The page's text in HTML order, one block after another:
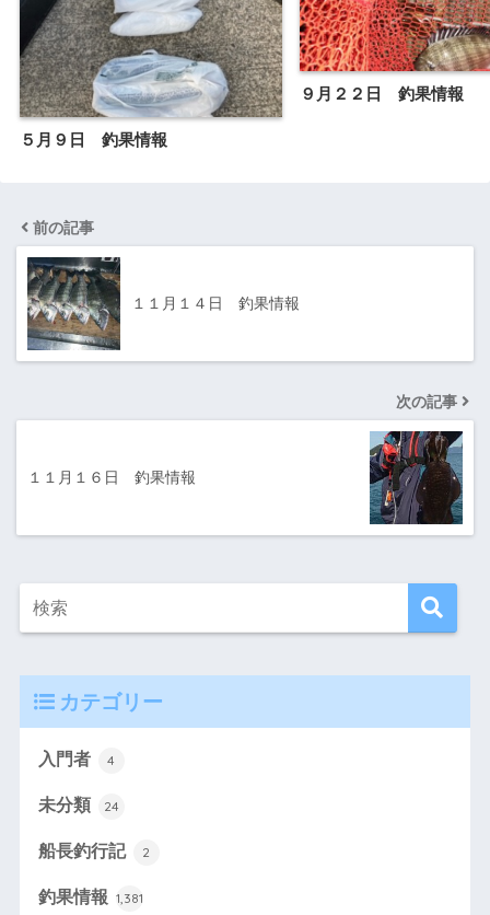
５月９日 釣果情報
９月２２日 釣果情報
前の記事
１１月１４日 釣果情報
次の記事
１１月１６日 釣果情報
カテゴリー
入門者 4
未分類 24
船長釣行記 2
釣果情報 1,381